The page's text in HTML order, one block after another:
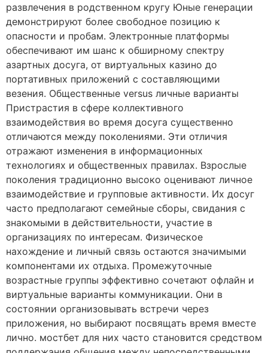
развлечения в родственном кругу Юные генерации
демонстрируют более свободное позицию к
опасности и пробам. Электронные платформы
обеспечивают им шанс к обширному спектру
азартных досуга, от виртуальных казино до
портативных приложений с составляющими
везения. Общественные versus личные варианты
Пристрастия в сфере коллективного
взаимодействия во время досуга существенно
отличаются между поколениями. Эти отличия
отражают изменения в информационных
технологиях и общественных правилах. Взрослые
поколения традиционно высоко оценивают личное
взаимодействие и групповые активности. Их досуг
часто предполагают семейные сборы, свидания с
знакомыми в действительности, участие в
организациях по интересам. Физическое
нахождение и личный связь остаются значимыми
компонентами их отдыха. Промежуточные
возрастные группы эффективно сочетают офлайн и
виртуальные варианты коммуникации. Они в
состоянии организовывать встречи через
приложения, но выбирают посвящать время вместе
лично. мостбет для них часто становится средством